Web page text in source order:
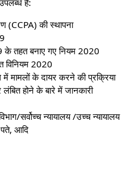
(CCPA) की स्थापना
के तहत बनाए गए नियम 2020
विनियम 2020
में मामलों के दायर करने की प्रक्रिया
होने के बारे में जानकारी
सर्वोच्च न्यायालय /उच्च न्यायालय
आदि